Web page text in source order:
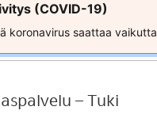
(COVID-19)
koronavirus saattaa
– Tuki